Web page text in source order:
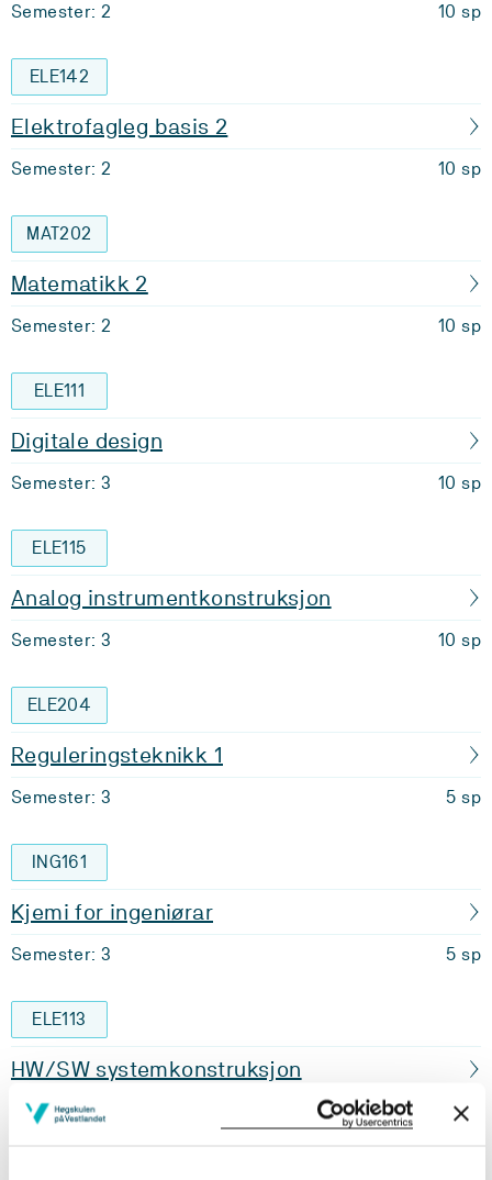
Semester: 2 10 sp
ELE142
Elektrofagleg basis 2
Semester: 2 10 sp
MAT202
Matematikk 2
Semester: 2 10 sp
ELE111
Digitale design
Semester: 3 10 sp
ELE115
Analog instrumentkonstruksjon
Semester: 3 10 sp
ELE204
Reguleringsteknikk 1
Semester: 3 5 sp
ING161
Kjemi for ingeniørar
Semester: 3 5 sp
ELE113
HW/SW systemkonstruksjon
Semester: 4 10 sp